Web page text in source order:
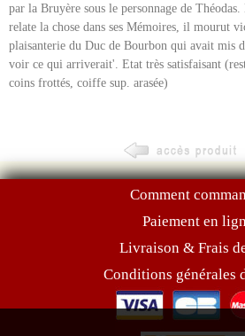
par la Bruyère sous le personnage de
relate la chose dans ses Mémoires, il mourut
plaisanterie du Duc de Bourbon qui avait mis
voir ce qui arriverait'. Etat très satisfaisant
coins frottés, coiffe sup. arasée)
Comment
Paiement en
Livraison & Frais
Conditions générales